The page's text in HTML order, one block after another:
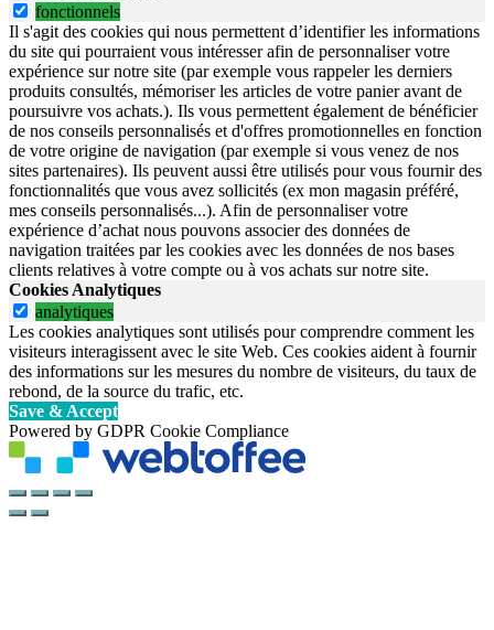
fonctionnels
Il s'agit des cookies qui nous permettent d’identifier les informations
du site qui pourraient vous intéresser afin de personnaliser votre
expérience sur notre site (par exemple vous rappeler les derniers
produits consultés, mémoriser les articles de votre panier avant de
poursuivre vos achats.). Ils vous permettent également de bénéficier
de nos conseils personnalisés et d'offres promotionnelles en fonction
de votre origine de navigation (par exemple si vous venez de nos
sites partenaires). Ils peuvent aussi être utilisés pour vous fournir des
fonctionnalités que vous avez sollicités (ex mon magasin préféré,
mes conseils personnalisés...). Afin de personnaliser votre
expérience d’achat nous pouvons associer des données de
navigation traitées par les cookies avec les données de nos bases
clients relatives à votre compte ou à vos achats sur notre site.
Cookies Analytiques
analytiques
Les cookies analytiques sont utilisés pour comprendre comment les
visiteurs interagissent avec le site Web. Ces cookies aident à fournir
des informations sur les mesures du nombre de visiteurs, du taux de
rebond, de la source du trafic, etc.
Save & Accept
Powered by GDPR Cookie Compliance